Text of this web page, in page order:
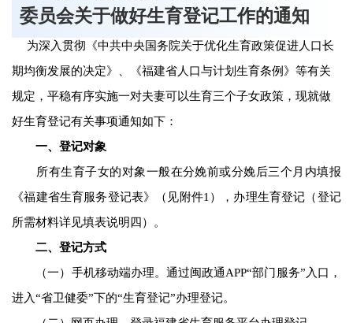
委员会关于做好生育登记工作的通知
为深入贯彻《中共中央国务院关于优化生育政策促进人口长
期均衡发展的决定》、《福建省人口与计划生育条例》等有关
规定，平稳有序实施一对夫妻可以生育三个子女政策，现就做
好生育登记有关事项通知如下：
一、登记对象
所有生育子女的对象一般在分娩前或分娩后三个月内填报
《福建省生育服务登记表》（见附件1），办理生育登记（登记
所需材料详见填表说明四）。
二、登记方式
（一）手机移动端办理。通过闽政通APP“部门服务”入口，
进入“省卫健委”下的“生育登记”办理登记。